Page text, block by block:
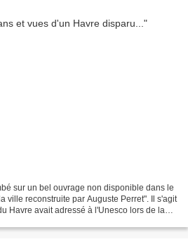
sur un bel ouvrage non disponible dans le
ville reconstruite par Auguste Perret". Il s'agit
Havre avait adressé à l'Unesco lors de la